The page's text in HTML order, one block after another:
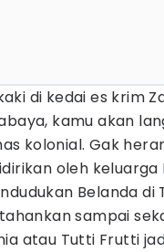
di kedai es krim
kamu akan
kolonial. Gak
oleh
Belanda di
sampai
atau Tutti Frutti